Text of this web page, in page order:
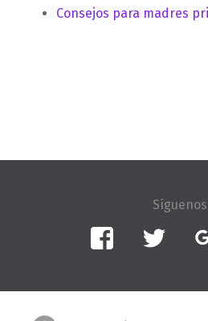
Consejos para madres
Facebook Twitter